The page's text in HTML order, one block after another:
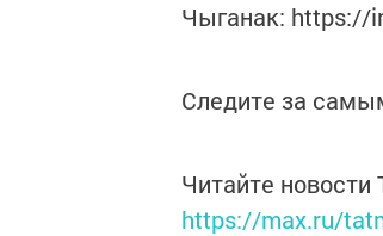
Чыганак: https://
Следите за
Читайте
https://max.ru/